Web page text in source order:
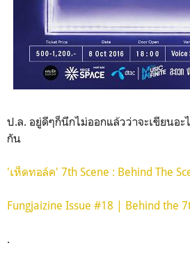
ป.ล. อยู่ดีๆก็นึกไม่ออกแล้วว่าจะเขียนอะ
กัน
'เห็ดทอล์ค' 7th Scene : Behind The
Fungjaizine Issue #18 | Behind the
.